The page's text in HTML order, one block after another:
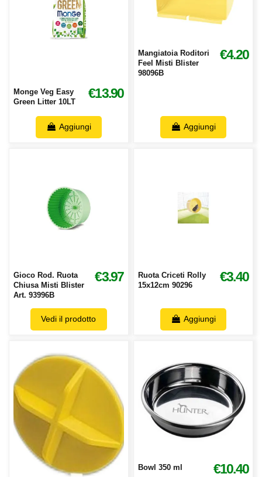
Monge Veg Easy
Green Litter 10LT
€13.90
Aggiungi
Mangiatoia Roditori
Feel Misti Blister
98096B
€4.20
Aggiungi
Gioco Rod. Ruota
Chiusa Misti Blister
Art. 93996B
€3.97
Vedi il prodotto
Ruota Criceti Rolly
15x12cm 90296
€3.40
Aggiungi
Bowl 350 ml €10.40